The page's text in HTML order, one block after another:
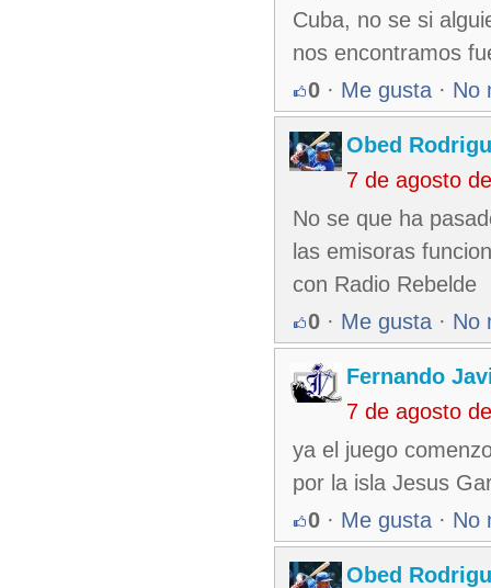
Cuba, no se si
nos encontramos
0 · Me gusta · No
Obed
7 de agosto
No se que ha
las emisoras
con Radio Rebelde
0 · Me gusta · No
Fernando
7 de agosto
ya el juego
por la isla Jesus
0 · Me gusta · No
Obed